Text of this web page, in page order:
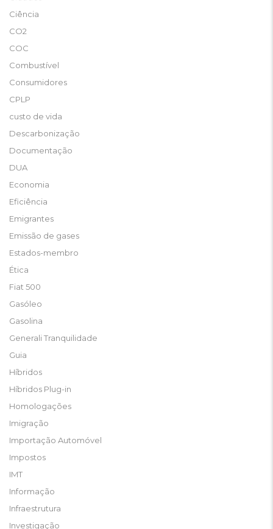
Ciência
CO2
COC
Combustível
Consumidores
CPLP
custo de vida
Descarbonização
Documentação
DUA
Economia
Eficiência
Emigrantes
Emissão de gases
Estados-membro
Ética
Fiat 500
Gasóleo
Gasolina
Generali Tranquilidade
Guia
Híbridos
Híbridos Plug-in
Homologações
Imigração
Importação Automóvel
Impostos
IMT
Informação
Infraestrutura
Investigação